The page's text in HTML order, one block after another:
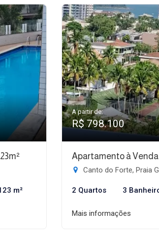
m²
A partir de:
R$ 798.100
Apartamento à Venda
Canto do Forte, Praia
2 Quartos 3
Mais informações